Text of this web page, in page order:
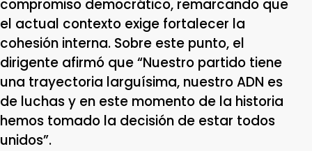
compromiso democrático, remarcando que
el actual contexto exige fortalecer la
cohesión interna. Sobre este punto, el
dirigente afirmó que “Nuestro partido tiene
una trayectoria larguísima, nuestro ADN es
de luchas y en este momento de la historia
hemos tomado la decisión de estar todos
unidos”.